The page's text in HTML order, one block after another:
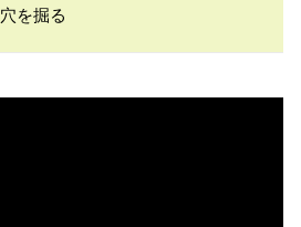
穴を掘る